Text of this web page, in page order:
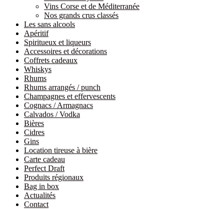
Vins Corse et de Méditerranée
Nos grands crus classés
Les sans alcools
Apéritif
Spiritueux et liqueurs
Accessoires et décorations
Coffrets cadeaux
Whiskys
Rhums
Rhums arrangés / punch
Champagnes et effervescents
Cognacs / Armagnacs
Calvados / Vodka
Bières
Cidres
Gins
Location tireuse à bière
Carte cadeau
Perfect Draft
Produits régionaux
Bag in box
Actualités
Contact